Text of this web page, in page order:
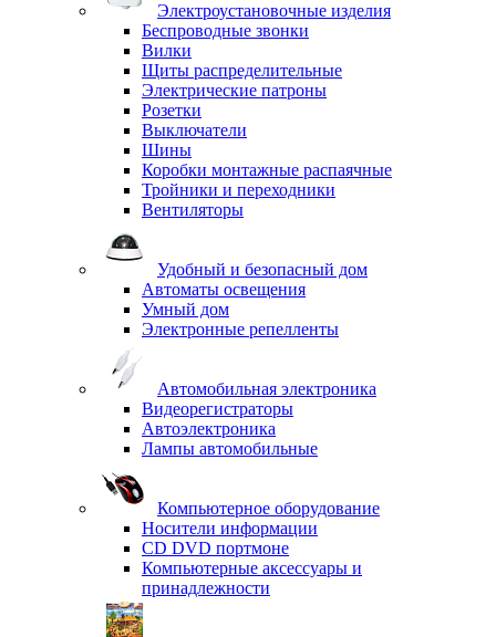
Электроустановочные изделия
Беспроводные звонки
Вилки
Щиты распределительные
Электрические патроны
Розетки
Выключатели
Шины
Коробки монтажные распаячные
Тройники и переходники
Вентиляторы
Удобный и безопасный дом
Автоматы освещения
Умный дом
Электронные репелленты
Автомобильная электроника
Видеорегистраторы
Автоэлектроника
Лампы автомобильные
Компьютерное оборудование
Носители информации
CD DVD портмоне
Компьютерные аксессуары и
принадлежности